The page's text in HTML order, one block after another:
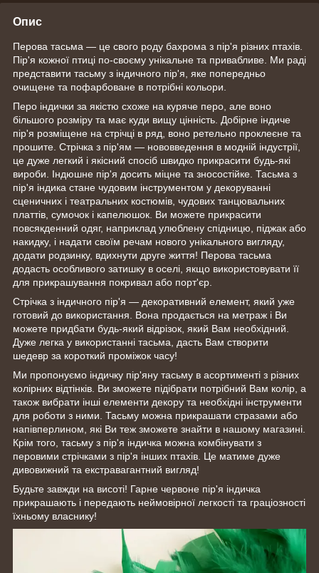
Опис
Перова тасьма — це свого роду бахрома з пір'я різних птахів.
Пір'я кожної птиці по-своєму унікальне та привабливе. Ми раді
представити тасьму з індичного пір'я, яке попередньо
очищене та пофарбоване в потрібні кольори.
Перо індички за якістю схоже на куряче перо, але воно
більшого розміру та має куди вищу цінність. Добірне індиче
пір'я розміщене на стрічці в ряд, воно ретельно проклеєне та
прошите. Стрічка з пір'ям — нововведення в модній індустрії,
це дуже легкий і якісний спосіб швидко прикрасити будь-які
вироби. Індюшне пір'я досить міцне та зносостійке. Тасьма з
пір'я індика стане чудовим інструментом у декоруванні
сценичних і театральних костюмів, чудових танцювальних
платтів, сумочок і капелюшок. Ви можете прикрасити
повсякденний одяг, наприклад улюблену спідницю, піджак або
накидку, і надати своїм речам нового унікального вигляду,
додати родзинку, вдихнути друге життя! Перова тасьма
додасть особливого затишку в оселі, якщо використовувати її
для прикрашування покривал або порт'єр.
Стрічка з індичного пір'я — декоративний елемент, який уже
готовий до використання. Вона продається на метраж і Ви
можете придбати будь-який відрізок, який Вам необхідний.
Дуже легка у використанні тасьма, дасть Вам створити
шедевр за короткий проміжок часу!
Ми пропонуємо індичку пір'яну тасьму в асортименті з різних
колірних відтінків. Ви зможете підібрати потрібний Вам колір, а
також вибрати інші елементи декору та необхідні інструменти
для роботи з ними. Тасьму можна прикрашати стразами або
напівперлином, які Ви теж зможете знайти в нашому магазині.
Крім того, тасьму з пір'я індичка можна комбінувати з
перовими стрічками з пір'я інших птахів. Це матиме дуже
дивовижний та екстравагантний вигляд!
Будьте завжди на висоті! Гарне червоне пір'я індичка
прикрашають і передають неймовірної легкості та граціозності
їхньому власнику!